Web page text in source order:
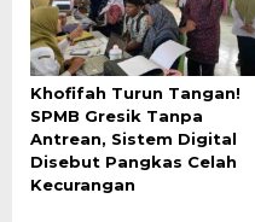
Khofifah Turun Tangan!
SPMB Gresik Tanpa
Antrean, Sistem Digital
Disebut Pangkas Celah
Kecurangan